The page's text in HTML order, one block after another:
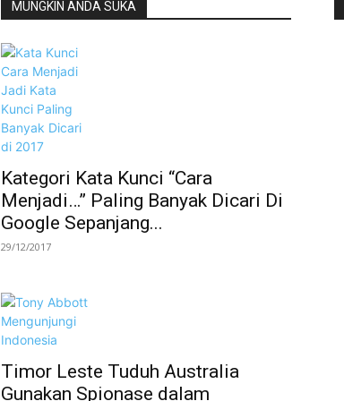
MUNGKIN ANDA SUKA
Kategori Kata Kunci “Cara
Menjadi…” Paling Banyak Dicari Di
Google Sepanjang...
29/12/2017
Timor Leste Tuduh Australia
Gunakan Spionase dalam